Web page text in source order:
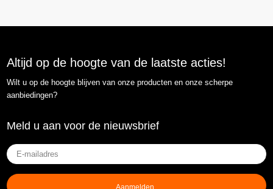
Altijd op de hoogte van de laatste acties!
Wilt u op de hoogte blijven van onze producten en onze scherpe
aanbiedingen?
Meld u aan voor de nieuwsbrief
E-
mailadres
(Vereist)